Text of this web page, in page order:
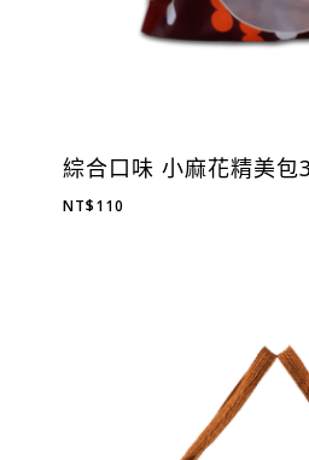
綜合口味 小麻花精美包
NT$110